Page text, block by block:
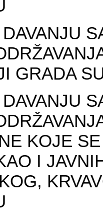
GRADA
KOJE
I